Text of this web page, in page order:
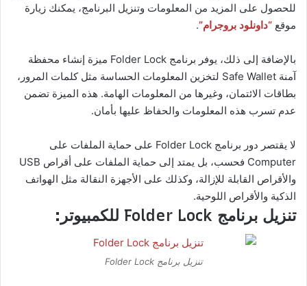
للحصول على المزيد من المعلومات وتنزيل البرنامج، يمكنك زيارة
موقع “داونلود بروجرام”.
بالإضافة إلى ذلك، يوفر برنامج Folder Lock ميزة إنشاء محفظة
آمنة Safe Wallet لتخزين المعلومات الحساسة مثل كلمات المرور،
بطاقات الائتمان، وغيرها من المعلومات الهامة. هذه الميزة تضمن
عدم تسرب هذه المعلومات والحفاظ عليها بأمان.
لا يقتصر دور برنامج Folder Lock على حماية الملفات على
Computer فحسب، بل يمتد إلى حماية الملفات على أقراص USB
والأقراص القابلة للإزالة، وكذلك على الأجهزة النقالة مثل الهواتف
الذكية والأقراص اللوحية.
تنزيل برنامج Folder Lock للكمبيوتر:
تنزيل برنامج Folder Lock